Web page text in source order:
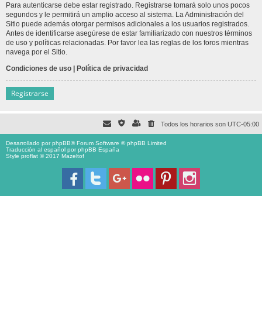
Para autenticarse debe estar registrado. Registrarse tomará solo unos pocos
segundos y le permitirá un amplio acceso al sistema. La Administración del
Sitio puede además otorgar permisos adicionales a los usuarios registrados.
Antes de identificarse asegúrese de estar familiarizado con nuestros términos
de uso y políticas relacionadas. Por favor lea las reglas de los foros mientras
navega por el Sitio.
Condiciones de uso | Política de privacidad
Registrarse
Todos los horarios son UTC-05:00
Desarrollado porphpBB® Forum Software © phpBB Limited
Traducción al español porphpBB España
Style proflat © 2017 Mazeltof